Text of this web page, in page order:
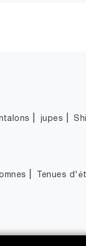
jupes |
Tenues